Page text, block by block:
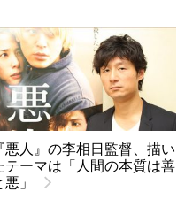
『悪人』の李相日監督、描い
テーマは「人間の本質は善
悪」